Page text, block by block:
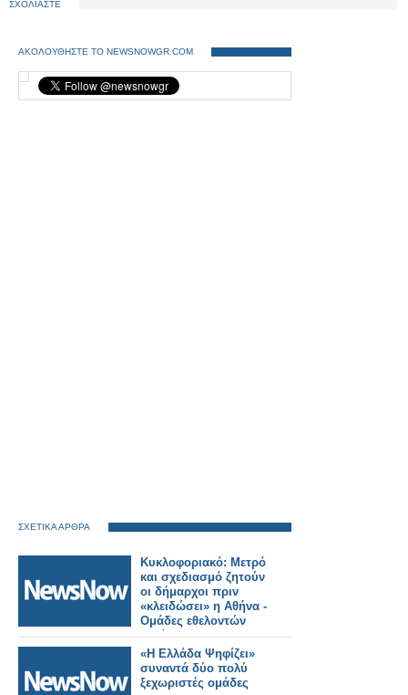
ΣΧΟΛΙΑΣΤΕ
ΑΚΟΛΟΥΘΗΣΤΕ ΤΟ NEWSNOWGR.COM
ΣΧΕΤΙΚΑ ΑΡΘΡΑ
Κυκλοφοριακό: Μετρό
και σχεδιασμό ζητούν
οι δήμαρχοι πριν
«κλειδώσει» η Αθήνα -
Ομάδες εθελοντών
κατά των
βανδαλισμών
επιστρατεύει το
υπουργείο.
«Η Ελλάδα Ψηφίζει»
συναντά δύο πολύ
ξεχωριστές ομάδες